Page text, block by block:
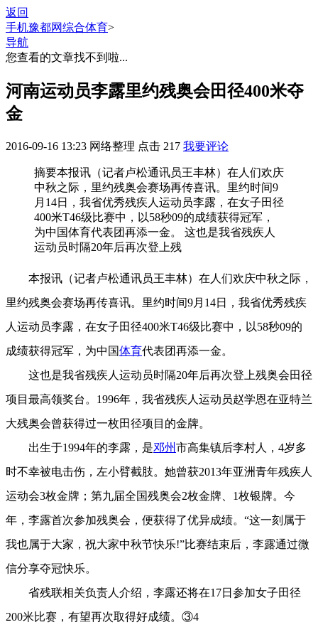
返回
手机豫都网综合体育>
导航
您查看的文章找不到啦...
河南运动员李露里约残奥会田径400米夺
金
2016-09-16 13:23 网络整理 点击 217 我要评论
摘要本报讯（记者卢松通讯员王丰林）在人们欢庆
中秋之际，里约残奥会赛场再传喜讯。里约时间9
月14日，我省优秀残疾人运动员李露，在女子田径
400米T46级比赛中，以58秒09的成绩获得冠军，
为中国体育代表团再添一金。 这也是我省残疾人
运动员时隔20年后再次登上残
本报讯（记者卢松通讯员王丰林）在人们欢庆中秋之际，
里约残奥会赛场再传喜讯。里约时间9月14日，我省优秀残疾
人运动员李露，在女子田径400米T46级比赛中，以58秒09的
成绩获得冠军，为中国体育代表团再添一金。
这也是我省残疾人运动员时隔20年后再次登上残奥会田径
项目最高领奖台。1996年，我省残疾人运动员赵学恩在亚特兰
大残奥会曾获得过一枚田径项目的金牌。
出生于1994年的李露，是邓州市高集镇后李村人，4岁多
时不幸被电击伤，左小臂截肢。她曾获2013年亚洲青年残疾人
运动会3枚金牌；第九届全国残奥会2枚金牌、1枚银牌。今
年，李露首次参加残奥会，便获得了优异成绩。“这一刻属于
我也属于大家，祝大家中秋节快乐!”比赛结束后，李露通过微
信分享夺冠快乐。
省残联相关负责人介绍，李露还将在17日参加女子田径
200米比赛，有望再次取得好成绩。③4